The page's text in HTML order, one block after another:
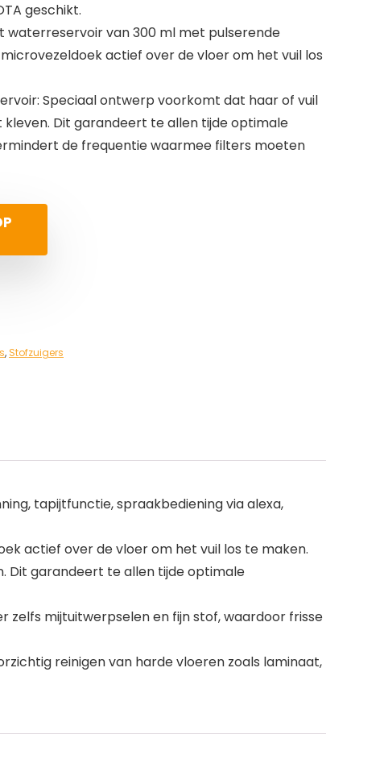
geschikt.
waterreservoir van 300 ml met pulserende
actief over de vloer om het vuil los
Speciaal ontwerp voorkomt dat haar of vuil
Dit garandeert te allen tijde optimale
de frequentie waarmee filters moeten
, Stofzuigers
tapijtfunctie, spraakbediening via alexa,
actief over de vloer om het vuil los te maken.
Dit garandeert te allen tijde optimale
mijtuitwerpselen en fijn stof, waardoor frisse
reinigen van harde vloeren zoals laminaat,